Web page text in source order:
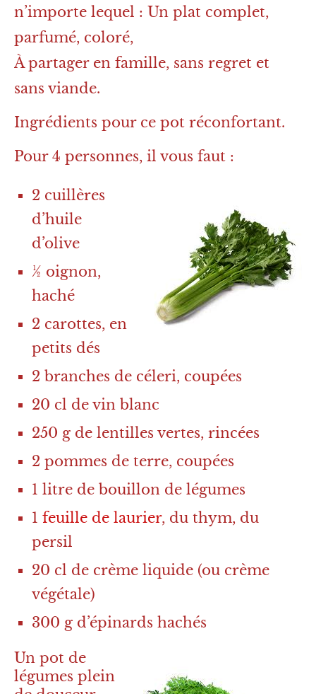
n’importe lequel : Un plat complet,
parfumé, coloré,
À partager en famille, sans regret et
sans viande.
Ingrédients pour ce pot réconfortant.
Pour 4 personnes, il vous faut :
2 cuillères
d’huile
d’olive
½ oignon,
haché
2 carottes, en
petits dés
2 branches de céleri, coupées
20 cl de vin blanc
250 g de lentilles vertes, rincées
2 pommes de terre, coupées
1 litre de bouillon de légumes
1 feuille de laurier, du thym, du
persil
20 cl de crème liquide (ou crème
végétale)
300 g d’épinards hachés
Un pot de
légumes plein